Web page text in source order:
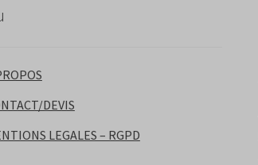
DEVIS
LEGALES – RGPD